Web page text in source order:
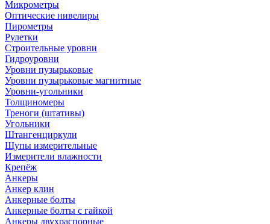
Микрометры
Оптические нивелиры
Пирометры
Рулетки
Строительные уровни
Гидроуровни
Уровни пузырьковые
Уровни пузырьковые магнитные
Уровни-угольники
Толщиномеры
Треноги (штативы)
Угольники
Штангенциркули
Щупы измерительные
Измерители влажности
Крепёж
Анкеры
Анкер клин
Анкерные болты
Анкерные болты с гайкой
Анкеры двухраспорные